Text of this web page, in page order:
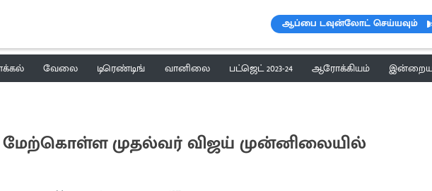
ஆப்பை டவுன்லோட் செய்யவும்
வேலை டிரெண்டிங் வானிலை பட்ஜெட் 2023-24 ஆரோக்கியம் இன்றைய
முதல்வர் விஜய் முன்னிலையில்